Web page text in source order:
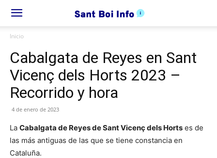
Inicio
Cabalgata de Reyes en Sant
Vicenç dels Horts 2023 –
Recorrido y hora
4 de enero de 2023
La Cabalgata de Reyes de Sant Vicenç dels Horts es de
las más antiguas de las que se tiene constancia en
Cataluña.